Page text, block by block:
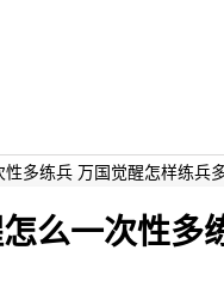
多练兵 万国觉醒怎样练兵
么一次性多